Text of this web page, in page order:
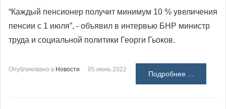
“Каждый пенсионер получит минимум 10 % увеличения
пенсии с 1 июля”, - объявил в интервью БНР министр
труда и социальной политики Георги Гьоков.
Опубликовано в Новости 05 июнь 2022
Подробнее ...